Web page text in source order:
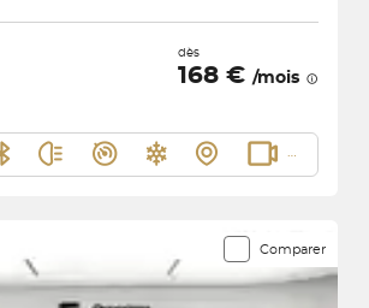
dès
168 € /mois
Comparer